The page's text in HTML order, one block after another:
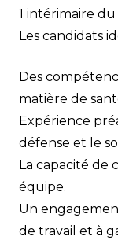
1 intérimaire
Les candidats
Des
matière de
Expérience
défense et le
La capacité de
équipe.
Un
de travail et à